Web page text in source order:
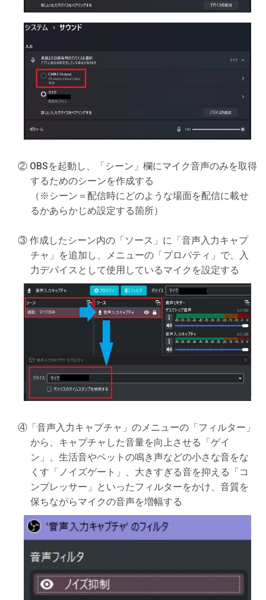
② OBSを起動し、「シーン」欄にマイク音声のみを取得
するためのシーンを作成する
（※シーン＝配信時にどのような場面を配信に載せ
るかあらかじめ設定する箇所）
③ 作成したシーン内の「ソース」に「音声入力キャプ
チャ」を追加し、メニューの「プロパティ」で、入
力デバイスとして使用しているマイクを設定する
④「音声入力キャプチャ」のメニューの「フィルター」
から、キャプチャした音量を向上させる「ゲイ
ン」、生活音やペットの鳴き声などの小さな音をな
くす「ノイズゲート」、大きすぎる音を抑える「コ
ンプレッサー」といったフィルターをかけ、音質を
保ちながらマイクの音声を増幅する